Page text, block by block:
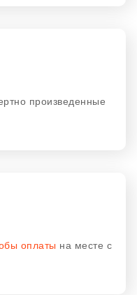
произведенные
оплаты на месте с